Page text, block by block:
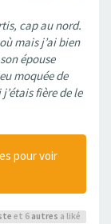
cap au nord.
mais j’ai bien
épouse
moquée de
fière de le
pour voir
et 6 autres a liké